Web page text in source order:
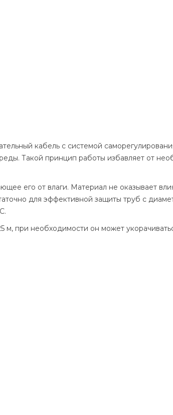
кабель с системой
Такой принцип работы избавляет от
его от влаги. Материал не оказывает
для эффективной защиты труб с
м, при необходимости он может